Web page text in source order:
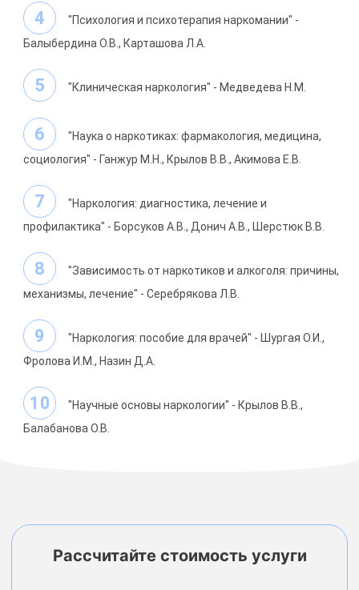
"Психология и психотерапия наркомании" -
Балыбердина О.В., Карташова Л.А.
"Клиническая наркология" - Медведева Н.М.
"Наука о наркотиках: фармакология, медицина,
социология" - Ганжур М.Н., Крылов В.В., Акимова Е.В.
"Наркология: диагностика, лечение и
профилактика" - Борсуков А.В., Донич А.В., Шерстюк В.В.
"Зависимость от наркотиков и алкоголя: причины,
механизмы, лечение" - Серебрякова Л.В.
"Наркология: пособие для врачей" - Шургая О.И.,
Фролова И.М., Назин Д.А.
"Научные основы наркологии" - Крылов В.В.,
Балабанова О.В.
Рассчитайте стоимость услуги